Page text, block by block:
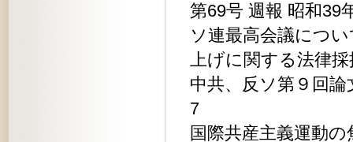
第69号 週報 昭和39
ソ連最高会議につ
上げに関する法律採
中共、反ソ第９回
7
国際共産主義運動